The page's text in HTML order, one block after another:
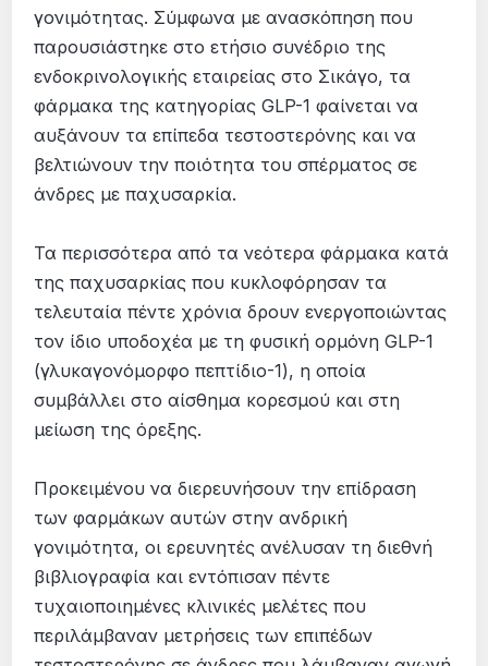
γονιμότητας. Σύμφωνα με ανασκόπηση που
παρουσιάστηκε στο ετήσιο συνέδριο της
ενδοκρινολογικής εταιρείας στο Σικάγο, τα
φάρμακα της κατηγορίας GLP-1 φαίνεται να
αυξάνουν τα επίπεδα τεστοστερόνης και να
βελτιώνουν την ποιότητα του σπέρματος σε
άνδρες με παχυσαρκία.
Τα περισσότερα από τα νεότερα φάρμακα κατά
της παχυσαρκίας που κυκλοφόρησαν τα
τελευταία πέντε χρόνια δρουν ενεργοποιώντας
τον ίδιο υποδοχέα με τη φυσική ορμόνη GLP-1
(γλυκαγονόμορφο πεπτίδιο-1), η οποία
συμβάλλει στο αίσθημα κορεσμού και στη
μείωση της όρεξης.
Προκειμένου να διερευνήσουν την επίδραση
των φαρμάκων αυτών στην ανδρική
γονιμότητα, οι ερευνητές ανέλυσαν τη διεθνή
βιβλιογραφία και εντόπισαν πέντε
τυχαιοποιημένες κλινικές μελέτες που
περιλάμβαναν μετρήσεις των επιπέδων